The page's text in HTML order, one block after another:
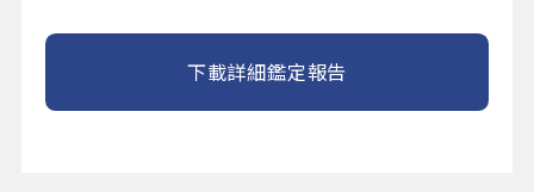
下載詳細鑑定報告